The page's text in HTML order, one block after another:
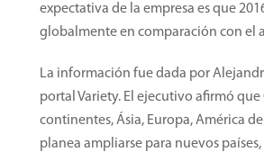
expectativa de la empresa es que
globalmente en comparación con el
La información fue dada por
portal Variety. El ejecutivo afirmó que
continentes, Ásia, Europa, América
planea ampliarse para nuevos